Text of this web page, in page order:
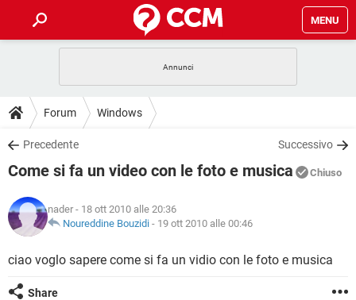
MENU
INTRATTENIMENTO
iOS
INSTAGRAM WHATSAPP
TIKTOK
HARDWARE
GUIDE
COVID-19
INSTAGRAM
TIKTOK
HARDWARE
DOWNLOAD
COVID-19 GAMING
INTRATTENIMENTO
iOS WINDOWS 10
INSTAGRAM WHATSAPP
COVID-19
INTRATTENIMENTO
iOS WINDOWS 10
INSTAGRAM
GLOSSARIO
COVID-19 GAMING
Forum Windows
Precedente Successivo
Come si fa un video con le foto e musica Chiuso
nader - 18 ott 2010 alle 20:36
Noureddine Bouzidi - 19 ott 2010 alle 00:46
ciao voglo sapere come si fa un vidio con le foto e musica
Share